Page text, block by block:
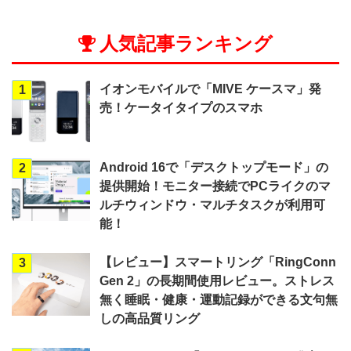
人気記事ランキング
1
イオンモバイルで「MIVE ケースマ」発
売！ケータイタイプのスマホ
2
Android 16で「デスクトップモード」の
提供開始！モニター接続でPCライクのマ
ルチウィンドウ・マルチタスクが利用可
能！
3
【レビュー】スマートリング「RingConn
Gen 2」の長期間使用レビュー。ストレス
無く睡眠・健康・運動記録ができる文句無
しの高品質リング